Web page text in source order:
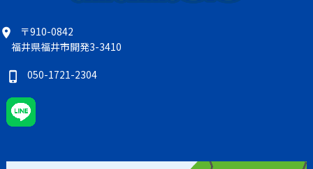
location_on
〒910-0842
福井県福井市開発3-3410
phone_iphone 050-1721-2304